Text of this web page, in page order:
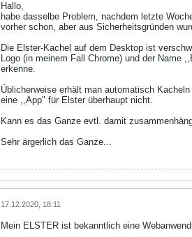
Hallo,
habe dasselbe Problem, nachdem letzte
vorher schon, aber aus Sicherheitsgründen
Die Elster-Kachel auf dem Desktop ist
Logo (in meinem Fall Chrome) und der Name
erkenne.
Üblicherweise erhält man automatisch
eine ,,App" für Elster überhaupt nicht.
Kann es das Ganze evtl. damit
Sehr ärgerlich das Ganze...
17.12.2020, 18:11
Mein ELSTER ist bekanntlich eine